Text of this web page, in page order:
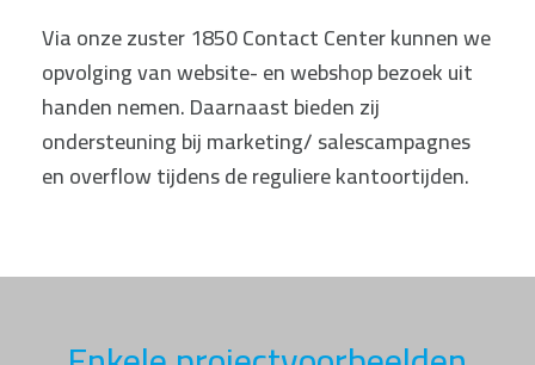
Via onze zuster 1850 Contact Center kunnen we
opvolging van website- en webshop bezoek uit
handen nemen. Daarnaast bieden zij
ondersteuning bij marketing/ salescampagnes
en overflow tijdens de reguliere kantoortijden.